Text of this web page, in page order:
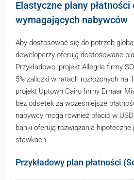
Elastyczne plany płatności
wymagających nabywców
Aby dostosować się do potrzeb
deweloperzy oferują dostosowane
Przykładowo, projekt Allegria firmy
5% zaliczki w ratach rozłożonych na
projekt Uptown Cairo firmy Emaar
bez odsetek za wcześniejsze
nabywcy mogą również płacić w
banki oferują rozwiązania
stawkach.
Przykładowy plan płatności